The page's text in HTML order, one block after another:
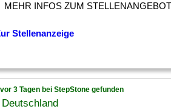
MEHR INFOS ZUM STELLENANGEBOT
Stellenanzeige
3 Tagen bei StepStone gefunden
Deutschland